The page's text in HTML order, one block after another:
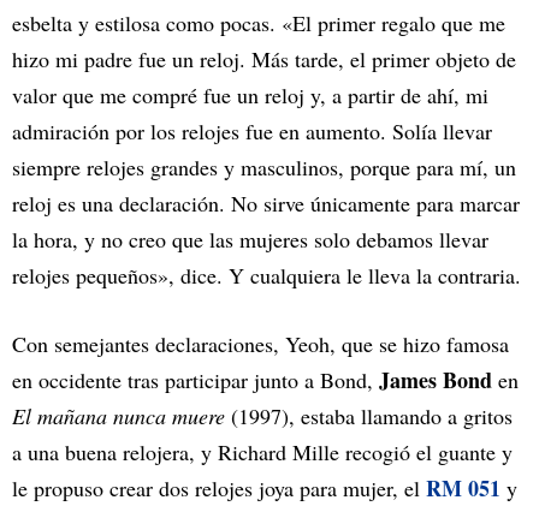
esbelta y estilosa como pocas. «El primer regalo que me
hizo mi padre fue un reloj. Más tarde, el primer objeto de
valor que me compré fue un reloj y, a partir de ahí, mi
admiración por los relojes fue en aumento. Solía llevar
siempre relojes grandes y masculinos, porque para mí, un
reloj es una declaración. No sirve únicamente para marcar
la hora, y no creo que las mujeres solo debamos llevar
relojes pequeños», dice. Y cualquiera le lleva la contraria.
Con semejantes declaraciones, Yeoh, que se hizo famosa
en occidente tras participar junto a Bond, James Bond en
El mañana nunca muere (1997), estaba llamando a gritos
a una buena relojera, y Richard Mille recogió el guante y
le propuso crear dos relojes joya para mujer, el RM 051 y